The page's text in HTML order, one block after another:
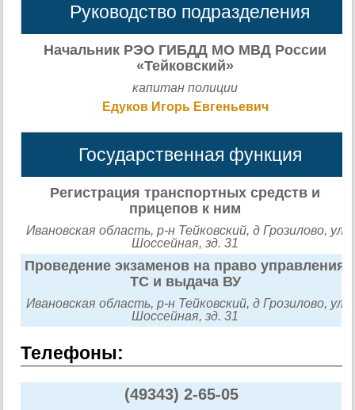
Руководство подразделения
Начальник РЭО ГИБДД МО МВД России
«Тейковский»
капитан полиции
Едуков Игорь Евгеньевич
Государственная функция
Регистрация транспортных средств и
прицепов к ним
Ивановская область, р-н Тейковский, д Грозилово, ул
Шоссейная, зд. 31
Проведение экзаменов на право управления
ТС и выдача ВУ
Ивановская область, р-н Тейковский, д Грозилово, ул
Шоссейная, зд. 31
Телефоны:
(49343) 2-65-05